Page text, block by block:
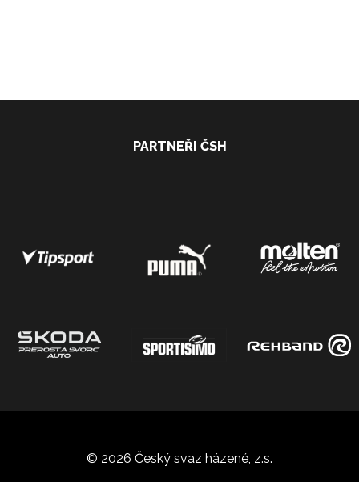
PARTNEŘI ČSH
© 2026 Český svaz házené, z.s.